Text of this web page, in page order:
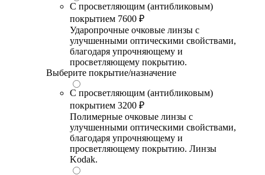
С просветляющим (антибликовым)
покрытием 7600 ₽
Ударопрочные очковые линзы с
улучшенными оптическими свойствами,
благодаря упрочняющему и
просветляющему покрытию.
Выберите покрытие/назначение
С просветляющим (антибликовым)
покрытием 3200 ₽
Полимерные очковые линзы с
улучшенными оптическими свойствами,
благодаря упрочняющему и
просветляющему покрытию. Линзы
Kodak.